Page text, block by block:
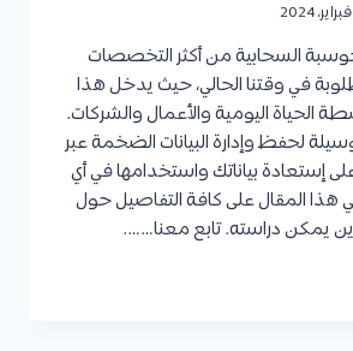
السحابية من أكثر التخصصات
في وقتنا الحالي، حيث يدخل هذا
اليومية والأعمال والشركات.
لحفظ وإدارة البيانات الضخمة عبر
إستعادة بياناتك واستخدامها في أي
المقال على كافة التفاصيل حول
يمكن دراسته. تابع معنا…….